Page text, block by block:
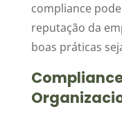
compliance
reputação da
boas práticas